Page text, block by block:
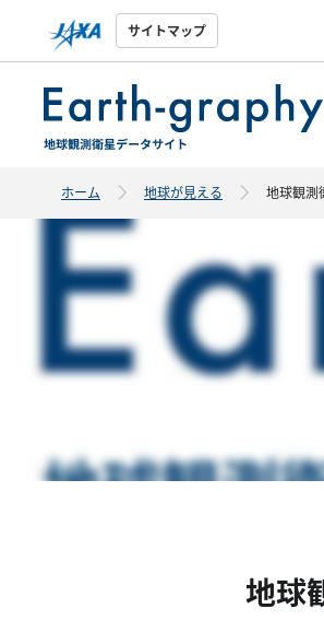
サイトマップ
ホーム 地球が見える 地球観測
地球